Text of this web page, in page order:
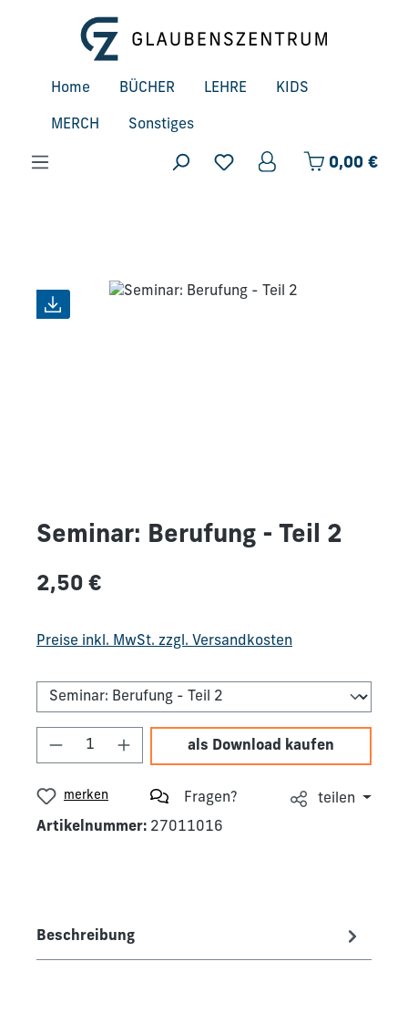
Zum Hauptinhalt springen
Home BÜCHER LEHRE KIDS
MERCH Sonstiges
0,00 €
Seminar: Berufung - Teil 2
Regulärer Preis:
2,50 €
Preise inkl. MwSt. zzgl. Versandkosten
Produkt Anzahl: Gib den gewünschten
als Download kaufen
merken Fragen?
teilen
Artikelnummer: 27011016
Beschreibung